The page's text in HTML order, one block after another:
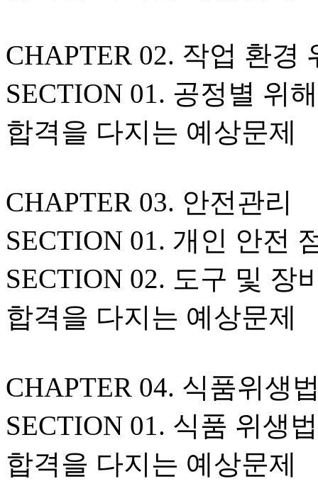
CHAPTER 02. 작업 환경
SECTION 01. 공정별 위
합격을 다지는 예상문제
CHAPTER 03. 안전관리
SECTION 01. 개인 안전
SECTION 02. 도구 및 장
합격을 다지는 예상문제
CHAPTER 04. 식품위생
SECTION 01. 식품 위생
합격을 다지는 예상문제